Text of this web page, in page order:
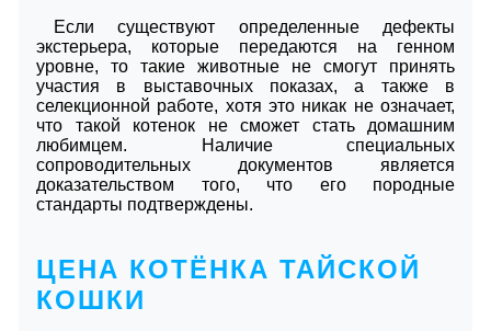
Если существуют определенные дефекты
экстерьера, которые передаются на генном
уровне, то такие животные не смогут принять
участия в выставочных показах, а также в
селекционной работе, хотя это никак не означает,
что такой котенок не сможет стать домашним
любимцем. Наличие специальных
сопроводительных документов является
доказательством того, что его породные
стандарты подтверждены.
ЦЕНА КОТЁНКА ТАЙСКОЙ
КОШКИ